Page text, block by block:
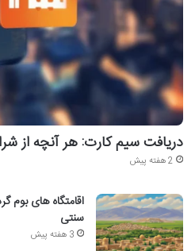
دریافت سیم کارت: هر آنچه از
2 هفته پیش
اقامتگاه های بوم
سنتی
3 هفته پیش